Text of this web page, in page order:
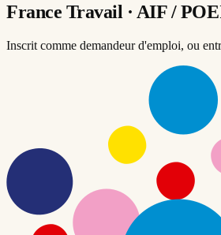
France Travail · AIF /
Inscrit comme demandeur d'emploi, ou